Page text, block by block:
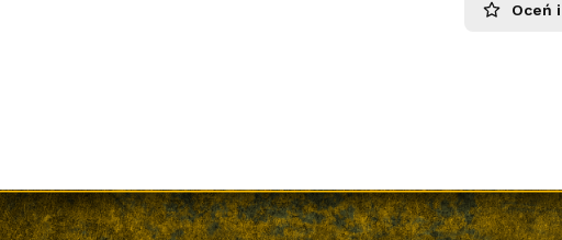
Oceń